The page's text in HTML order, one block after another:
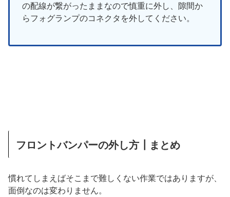
の配線が繋がったままなので慎重に外し、隙間か
らフォグランプのコネクタを外してください。
フロントバンパーの外し方┃まとめ
慣れてしまえばそこまで難しくない作業ではありますが、
面倒なのは変わりません。